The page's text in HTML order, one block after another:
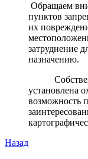
Обращаем
пунктов
их
затруднение
назначению.
установлена
возможность
Назад